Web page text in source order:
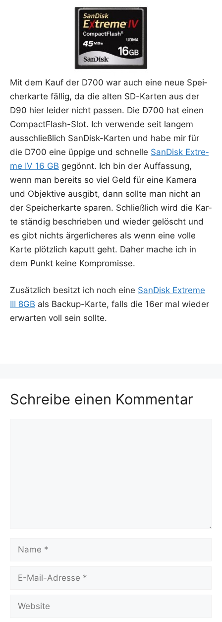
Mit dem Kauf der D700 war auch eine neue Spei­
cher­kar­te fäl­lig, da die alten SD-Kar­ten aus der
D90 hier lei­der nicht pas­sen. Die D700 hat einen
Com­pact­Flash-Slot. Ich ver­wen­de seit lan­gem
aus­schließ­lich San­Disk-Kar­ten und habe mir für
die D700 eine üppi­ge und schnel­le San­Disk Extre­
me IV 16 GB gegönnt. Ich bin der Auf­fas­sung,
wenn man bereits so viel Geld für eine Kame­ra
und Objek­ti­ve aus­gibt, dann soll­te man nicht an
der Spei­cher­kar­te spa­ren. Schließ­lich wird die Kar­
te stän­dig beschrie­ben und wie­der gelöscht und
es gibt nichts ärger­li­che­res als wenn eine vol­le
Kar­te plötz­lich kaputt geht. Daher mache ich in
dem Punkt kei­ne Kompromisse.
Zusätz­lich besitzt ich noch eine San­Disk Extre­me
III 8GB als Back­up-Kar­te, falls die 16er mal wie­der
erwar­ten voll sein sollte.
Schreibe einen Kommentar
Name
Adresse
Website